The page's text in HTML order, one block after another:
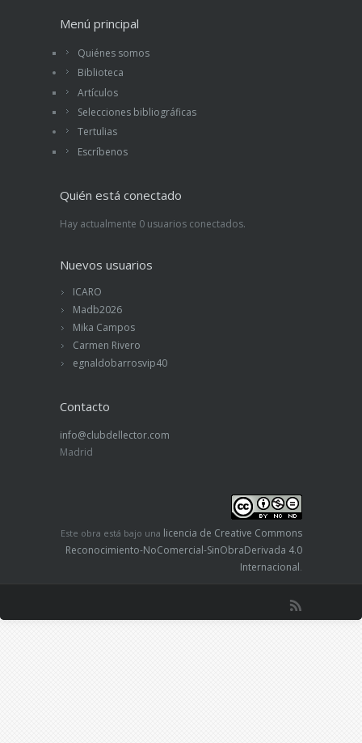
Menú principal
Quiénes somos
Biblioteca
Artículos
Selecciones bibliográficas
Tertulias
Escríbenos
Quién está conectado
Hay actualmente 0 usuarios conectados.
Nuevos usuarios
ICARO
Madb2026
Mika Campos
Carmen Rivero
egnaldobarrosvip40
Contacto
info@clubdellector.com
Madrid
Este obra está bajo una licencia de Creative Commons
Reconocimiento-NoComercial-SinObraDerivada 4.0
Internacional